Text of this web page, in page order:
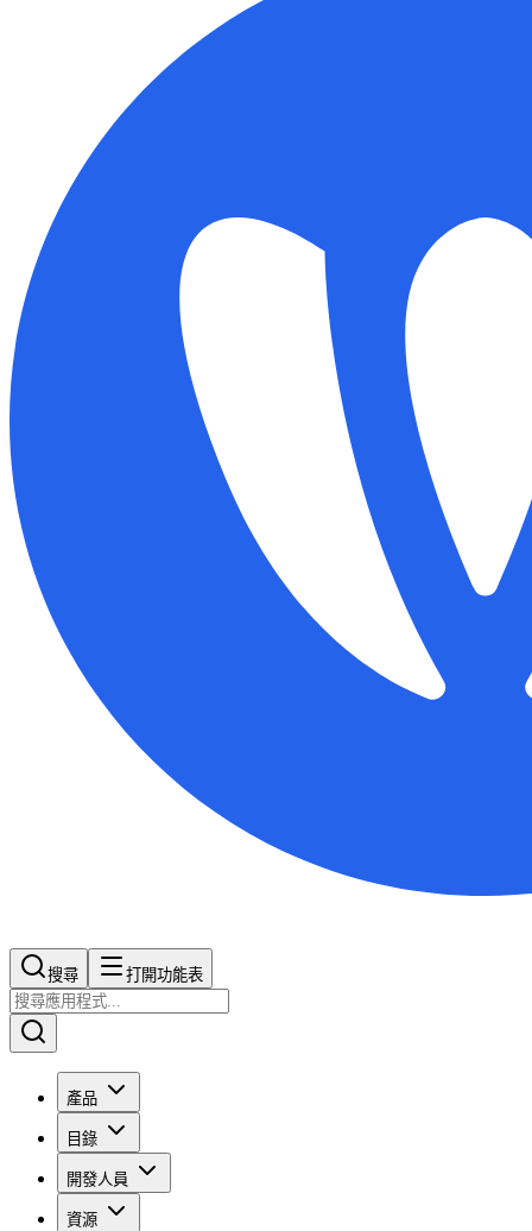
搜尋​​​​ 打開功能表
產品
目錄
開發人員
資源